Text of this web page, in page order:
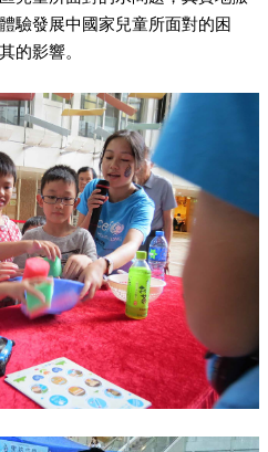
驗發展中國家兒童所面對的困
的影響。